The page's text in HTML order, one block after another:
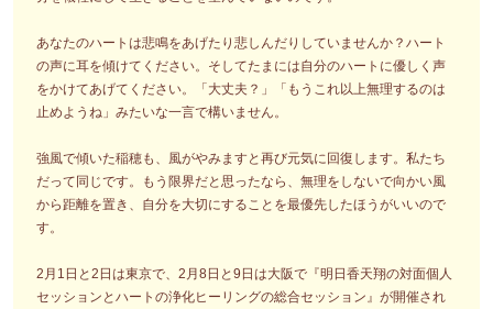
あなたのハートは悲鳴をあげたり悲しんだりしていませんか？ハート
の声に耳を傾けてください。そしてたまには自分のハートに優しく声
をかけてあげてください。「大丈夫？」「もうこれ以上無理するのは
止めようね」みたいな一言で構いません。
強風で傾いた稲穂も、風がやみますと再び元気に回復します。私たち
だって同じです。もう限界だと思ったなら、無理をしないで向かい風
から距離を置き、自分を大切にすることを最優先したほうがいいので
す。
2月1日と2日は東京で、2月8日と9日は大阪で『明日香天翔の対面個人
セッションとハートの浄化ヒーリングの総合セッション』が開催され